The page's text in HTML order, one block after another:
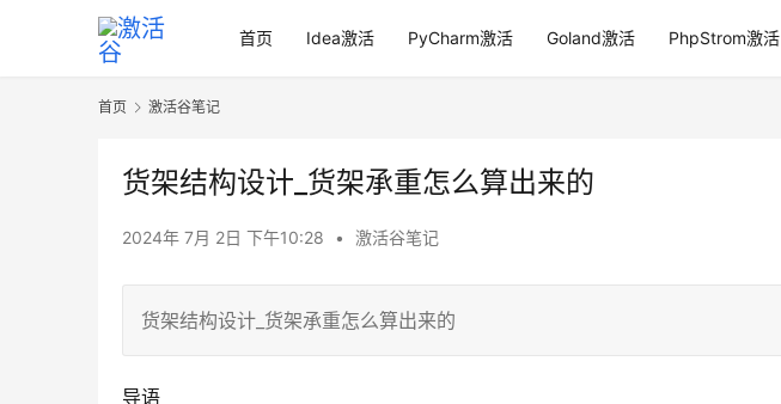
首页 Idea激活 PyCharm激活 Goland激活 PhpStrom激活
首页 激活谷笔记
货架结构设计_货架承重怎么算出来的
2024年 7月 2日 下午10:28 • 激活谷笔记
货架结构设计_货架承重怎么算出来的
导语